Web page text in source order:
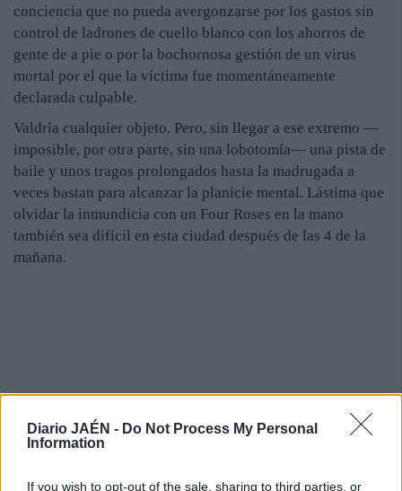
Diario JAÉN - Do Not Process My Personal
Information
If you wish to opt-out of the sale, sharing to third parties, or
conciencia que no pueda avergonzarse por los gastos sin
control de ladrones de cuello blanco con los ahorros de
gente de a pie o por la bochornosa gestión de un virus
mortal por el que la víctima fue momentáneamente
declarada culpable.
Valdría cualquier objeto. Pero, sin llegar a ese extremo —
imposible, por otra parte, sin una lobotomía— una pista de
baile y unos tragos prolongados hasta la madrugada a
veces bastan para alcanzar la planicie mental. Lástima que
olvidar la inmundicia con un Four Roses en la mano
también sea difícil en esta ciudad después de las 4 de la
mañana.